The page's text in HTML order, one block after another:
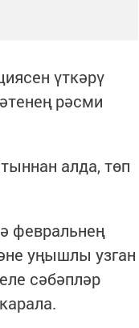
үткәрү
рәсми
алда, төп
февральнең
уңышлы узган
сәбәпләр